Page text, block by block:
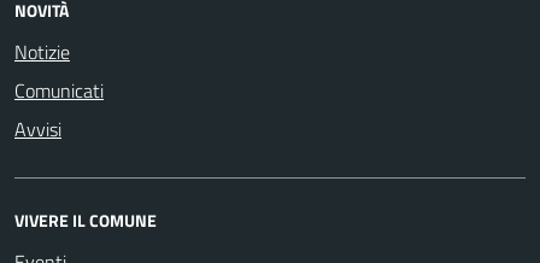
NOVITÀ
Notizie
Comunicati
Avvisi
VIVERE IL COMUNE